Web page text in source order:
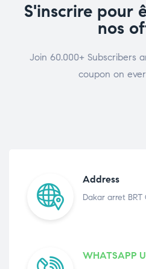
S'inscrire pour
nos
Join 60.000+ Subscribers
coupon on
Address
Dakar arret BRT
WHATSAPP